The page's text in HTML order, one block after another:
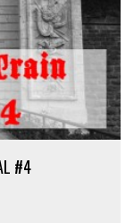
#4